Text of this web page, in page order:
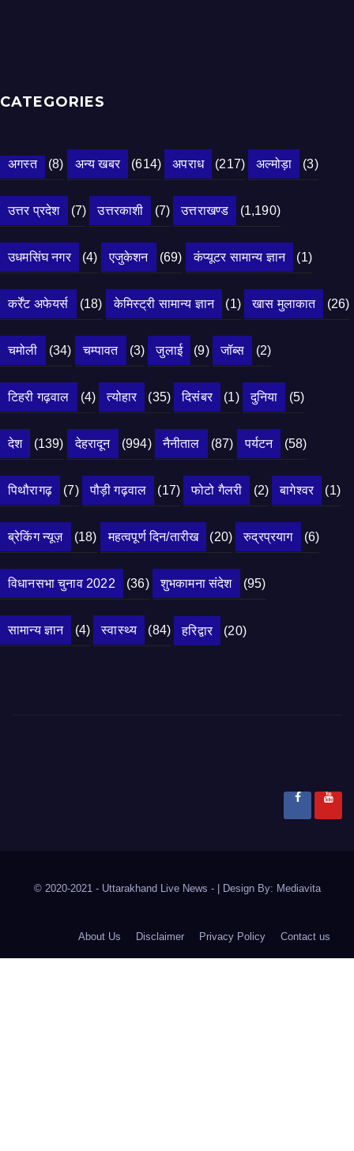
CATEGORIES
अगस्त (8) अन्य खबर (614) अपराध (217) अल्मोड़ा (3)
उत्तर प्रदेश (7) उत्तरकाशी (7) उत्तराखण्ड (1,190)
उधमसिंघ नगर (4) एजुकेशन (69) कंप्यूटर सामान्य ज्ञान (1)
कर्रेंट अफेयर्स (18) केमिस्ट्री सामान्य ज्ञान (1) खास मुलाकात (26)
चमोली (34) चम्पावत (3) जुलाई (9) जॉब्स (2)
टिहरी गढ़वाल (4) त्योहार (35) दिसंबर (1) दुनिया (5)
देश (139) देहरादून (994) नैनीताल (87) पर्यटन (58)
पिथौरागढ़ (7) पौड़ी गढ़वाल (17) फोटो गैलरी (2) बागेश्वर (1)
ब्रेकिंग न्यूज़ (18) महत्वपूर्ण दिन/तारीख (20) रुद्रप्रयाग (6)
विधानसभा चुनाव 2022 (36) शुभकामना संदेश (95)
सामान्य ज्ञान (4) स्वास्थ्य (84) हरिद्वार (20)
© 2020-2021 - Uttarakhand Live News - Design By: Mediavita
About Us Disclaimer Privacy Policy Contact us